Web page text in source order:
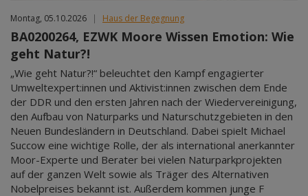
Montag, 05.10.2026 | Haus der Begegnung
BA0200264, EZWK Moore Wissen Emotion: Wie
geht Natur?!
„Wie geht Natur?!“ beleuchtet den Kampf engagierter
Umweltexpert:innen und Aktivist:innen zwischen dem Ende
der DDR und den ersten Jahren nach der Wiedervereinigung,
den Aufbau von Naturparks und Naturschutzgebieten in den
Neuen Bundesländern in Deutschland. Dabei spielt Michael
Succow eine wichtige Rolle, der als international anerkannter
Moor-Experte und Berater bei vielen Naturparkprojekten
auf der ganzen Welt sowie als Träger des Alternativen
Nobelpreises bekannt ist. Außerdem kommen junge F